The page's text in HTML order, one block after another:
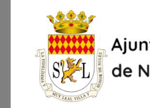
febrer 2025
gener 2025
desembre 2024